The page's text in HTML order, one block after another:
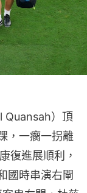
Quansah）頂
，一瘸一拐離
復進展順利，
國時串演右閘